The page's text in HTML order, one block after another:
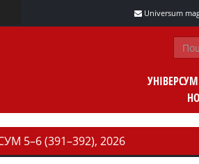
Universum
УНІВЕРСУМ
5–6 (391–392), 2026